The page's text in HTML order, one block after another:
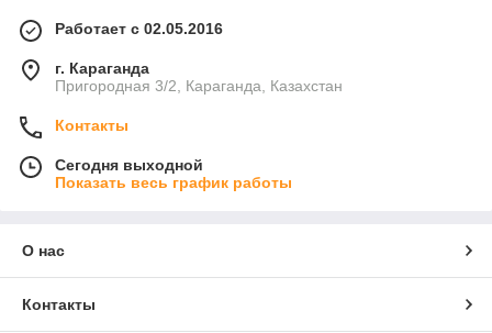
Работает с 02.05.2016
г. Караганда
Пригородная 3/2, Караганда, Казахстан
Контакты
Сегодня выходной
Показать весь график работы
О нас
Контакты